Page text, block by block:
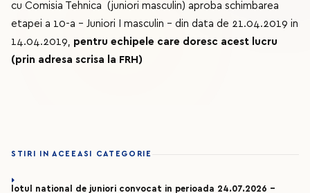
cu Comisia Tehnica (juniori masculin) aproba schimbarea
etapei a 10-a - Juniori I masculin - din data de 21.04.2019 in
14.04.2019, pentru echipele care doresc acest lucru
(prin adresa scrisa la FRH)
STIRI IN ACEEASI CATEGORIE
lotul national de juniori convocat in perioada 24.07.2026 –